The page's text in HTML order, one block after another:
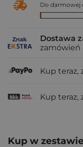
Do darmowej
Dostawa
zamówień
Kup teraz,
Kup teraz,
Kup w